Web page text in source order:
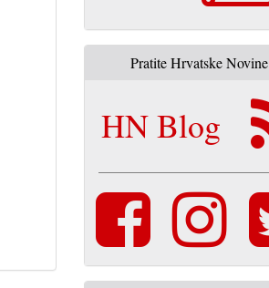
Pratite Hrvatske Novine
HN Blog